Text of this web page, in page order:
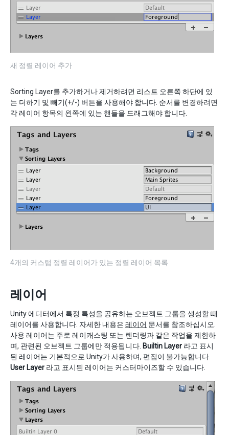
새 정렬 레이어 추가
Sorting Layer를 추가하거나 제거하려면 리스트 오른쪽 하단에 있
는 더하기 및 빼기(+/-) 버튼을 사용해야 합니다. 순서를 변경하려면
각 레이어 항목의 왼쪽에 있는 핸들을 드래그해야 합니다.
4개의 커스텀 정렬 레이어가 있는 정렬 레이어 목록
레이어
Unity 에디터에서 특정 특성을 공유하는 오브젝트 그룹을 생성할 때
레이어를 사용합니다. 자세한 내용은 레이어 문서를 참조하십시오.
사용 레이어는 주로 레이캐스팅 또는 렌더링과 같은 작업을 제한하
며, 관련된 오브젝트 그룹에만 적용됩니다. Builtin Layer 라고 표시
된 레이어는 기본적으로 Unity가 사용하며, 편집이 불가능합니다.
User Layer 라고 표시된 레이어는 커스터마이즈할 수 있습니다.